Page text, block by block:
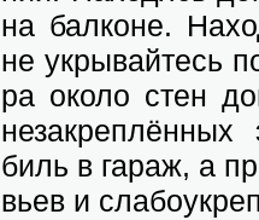
на бал­коне.
не укры­вай­тесь
ра око­ло стен
биль в га­раж, а
вьев и